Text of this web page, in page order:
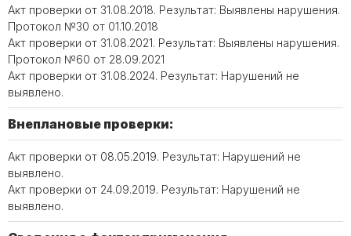
Акт проверки от 31.08.2018. Результат: Выявлены нарушения.
Протокол №30 от 01.10.2018
Акт проверки от 31.08.2021. Результат: Выявлены нарушения.
Протокол №60 от 28.09.2021
Акт проверки от 31.08.2024. Результат: Нарушений не
выявлено.
Внеплановые проверки:
Акт проверки от 08.05.2019. Результат: Нарушений не
выявлено.
Акт проверки от 24.09.2019. Результат: Нарушений не
выявлено.